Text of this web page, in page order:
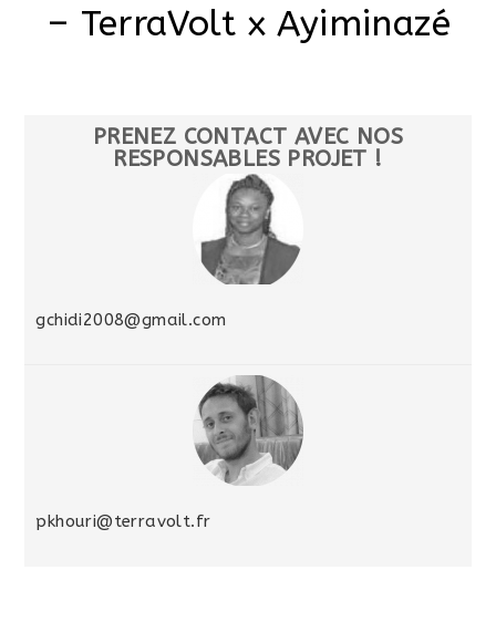
– TerraVolt x Ayiminazé
PRENEZ CONTACT AVEC NOS
RESPONSABLES PROJET !
gchidi2008@gmail.com
pkhouri@terravolt.fr